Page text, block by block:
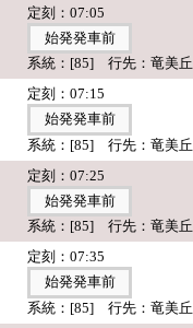
定刻：07:05
始発発車前
系統：[85] 行先：竜美丘
定刻：07:15
始発発車前
系統：[85] 行先：竜美丘
定刻：07:25
始発発車前
系統：[85] 行先：竜美丘
定刻：07:35
始発発車前
系統：[85] 行先：竜美丘